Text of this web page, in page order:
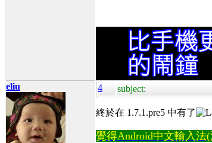
eliu 4 subject:
終於在 1.7.1.pre5 中有了
覺得Android中文輸入